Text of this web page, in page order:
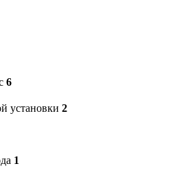
6
установки 2
1